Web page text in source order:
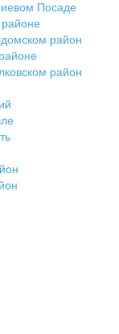
Посаде
район
район